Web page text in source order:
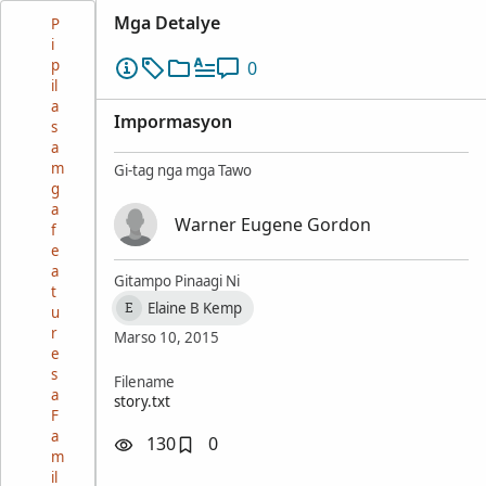
P
i
p
il
a
s
a
m
g
a
f
e
a
t
u
r
e
s
a
F
a
m
il
Mga Detalye
0
Impormasyon
Gi-tag nga mga Tawo
Warner Eugene Gordon
Gitampo Pinaagi Ni
E
Elaine B Kemp
Marso 10, 2015
Filename
story.txt
130 0